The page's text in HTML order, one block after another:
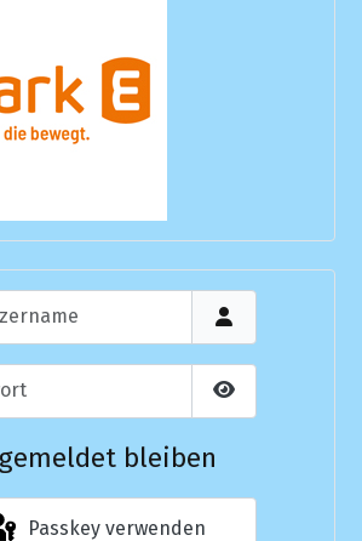
Passwort
bleiben
Passkey verwenden